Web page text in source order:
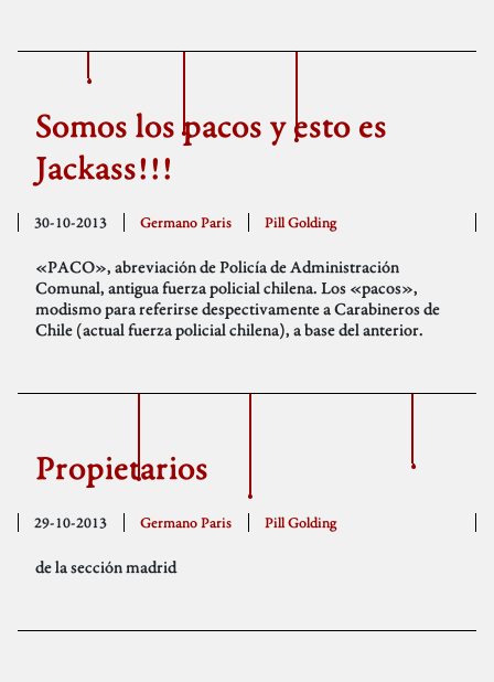
Somos los pacos y esto es
Jackass!!!
30-10-2013 Germano Paris Pill Golding
«PACO», abreviación de Policía de Administración
Comunal, antigua fuerza policial chilena. Los «pacos»,
modismo para referirse despectivamente a Carabineros de
Chile (actual fuerza policial chilena), a base del anterior.
Propietarios
29-10-2013 Germano Paris Pill Golding
de la sección madrid